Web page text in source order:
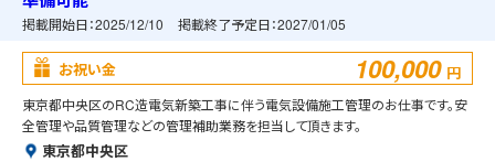
掲載開始日：2025/12/10 掲載終了予定日：2027/01/05
お祝い金 100,000 円
東京都中央区のRC造電気新築工事に伴う電気設備施工管理のお仕事です。安
全管理や品質管理などの管理補助業務を担当して頂きます。
東京都中央区